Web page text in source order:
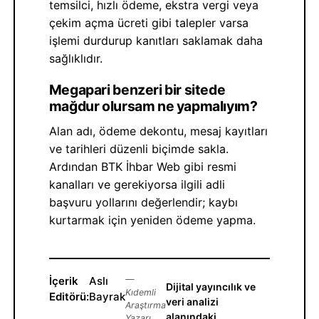
temsilci, hızlı ödeme, ekstra vergi veya
çekim açma ücreti gibi talepler varsa
işlemi durdurup kanıtları saklamak daha
sağlıklıdır.
Megapari benzeri bir sitede
mağdur olursam ne yapmalıyım?
Alan adı, ödeme dekontu, mesaj kayıtları
ve tarihleri düzenli biçimde sakla.
Ardından BTK İhbar Web gibi resmi
kanalları ve gerekiyorsa ilgili adli
başvuru yollarını değerlendir; kaybı
kurtarmak için yeniden ödeme yapma.
İçerik
Editörü:
Aslı
Bayrak
—
Kıdemli
Araştırma
Dijital yayıncılık ve
veri analizi
alanındaki